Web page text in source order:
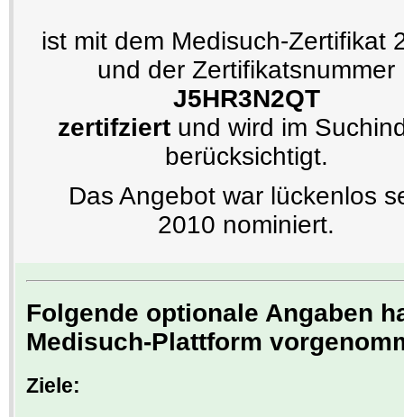
ist mit dem Medisuch-Zertifikat
und der Zertifikatsnummer
J5HR3N2QT
zertifziert und wird im
berücksichtigt.
Das Angebot war lückenlos
2010 nominiert.
Folgende optionale Angaben
Medisuch-Plattform
Ziele: